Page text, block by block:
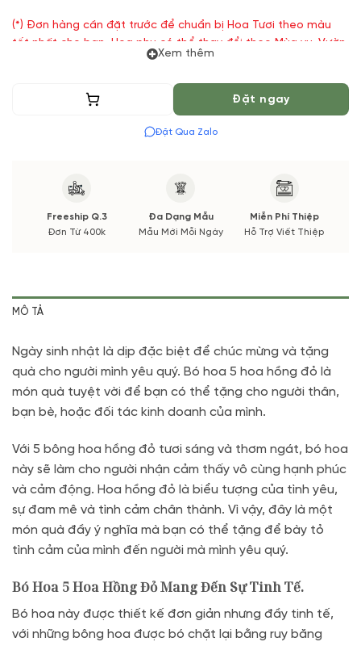
(*) Đơn hàng cần đặt trước để chuẩn bị Hoa Tươi theo màu
tốt nhất cho bạn, Hoa phụ có thể thay đổi theo Mùa vụ. Vườn
Hoa Tươi đảm bảo phong cách cắm, tone màu sắc. Nếu có
xác nhận trước khi cắm.
Xem thêm
Thêm vào giỏ Đặt ngay
Đặt Qua Zalo
Freeship Q.3
Đơn Từ 400k
Đa Dạng Mẫu
Mẫu Mới Mỗi Ngày
Miễn Phí Thiệp
Hỗ Trợ Viết Thiệp
MÔ TẢ
Ngày sinh nhật là dịp đặc biệt để chúc mừng và tặng
quà cho người mình yêu quý. Bó hoa 5 hoa hồng đỏ là
món quà tuyệt vời để bạn có thể tặng cho người thân,
bạn bè, hoặc đối tác kinh doanh của mình.
Với 5 bông hoa hồng đỏ tươi sáng và thơm ngát, bó hoa
này sẽ làm cho người nhận cảm thấy vô cùng hạnh phúc
và cảm động. Hoa hồng đỏ là biểu tượng của tình yêu,
sự đam mê và tình cảm chân thành. Vì vậy, đây là một
món quà đầy ý nghĩa mà bạn có thể tặng để bày tỏ
tình cảm của mình đến người mà mình yêu quý.
Bó Hoa 5 Hoa Hồng Đỏ Mang Đến Sự Tinh Tế.
Bó hoa này được thiết kế đơn giản nhưng đầy tinh tế,
với những bông hoa được bó chặt lại bằng ruy băng